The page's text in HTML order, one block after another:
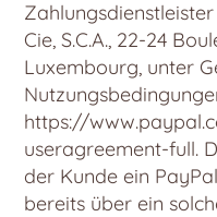
Cie, S.C.A., 22-24
Luxembourg, unter
https://
useragreement-full.
der Kunde ein
bereits über ein